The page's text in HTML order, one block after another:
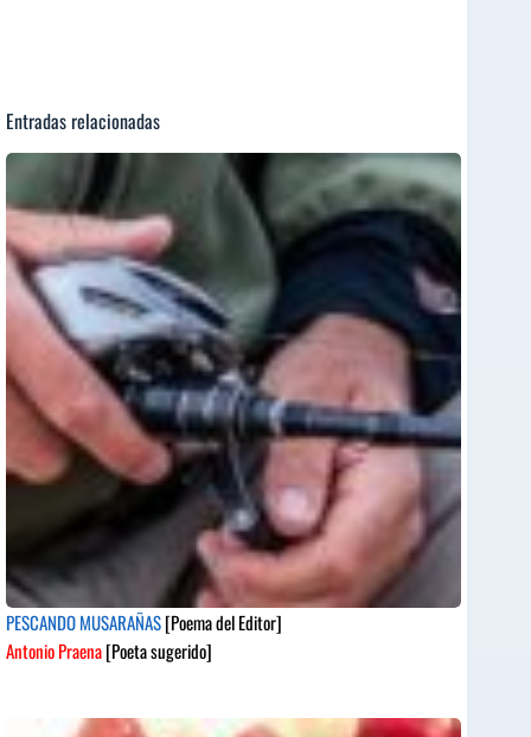
Entradas relacionadas
PESCANDO MUSARAÑAS[Poema del Editor]
Antonio Praena[Poeta sugerido]